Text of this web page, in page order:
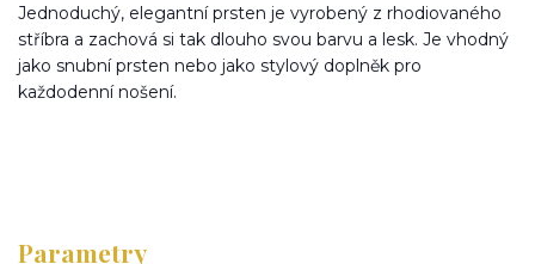
Jednoduchý, elegantní prsten je vyrobený z rhodiovaného
stříbra a zachová si tak dlouho svou barvu a lesk. Je vhodný
jako snubní prsten nebo jako stylový doplněk pro
každodenní nošení.
Parametry